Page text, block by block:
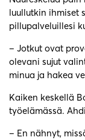
luullutkin ihmiset
pillupalveluillesi
– Jotkut ovat
olevani sujut
minua ja hakea
Kaiken keskellä
työelämässä.
– En nähnyt,